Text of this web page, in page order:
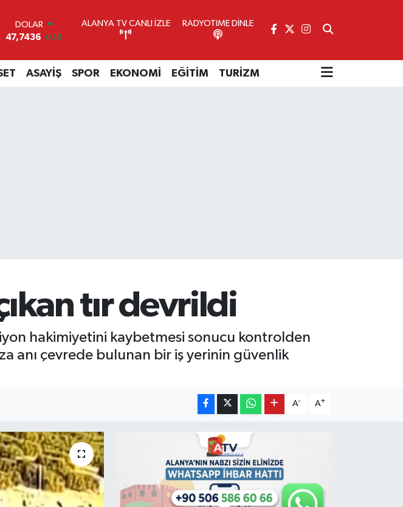
DOLAR
47,7436 0.18
55,2510 0.32
STERLİN
ALANYA TV CANLI İZLE RADYOTIME DİNLE
ASAYİŞ SPOR EKONOMİ EĞİTİM TURİZM
tır devrildi
hakimiyetini kaybetmesi sonucu kontrolden
anı çevrede bulunan bir iş yerinin güvenlik
A- A+